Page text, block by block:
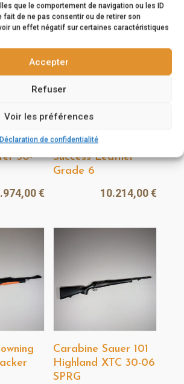
que le comportement de navigation ou les ID
fait de ne pas consentir ou de retirer son
un effet négatif sur certaines caractéristiques
Accepter
Refuser
Voir les préférences
Déclaration de confidentialité
30-
€
Carabine Blaser R8
Success Leather
Grade 6
10.214,00€
Carabine Sauer 101
Highland XTC 30-06
SPRG